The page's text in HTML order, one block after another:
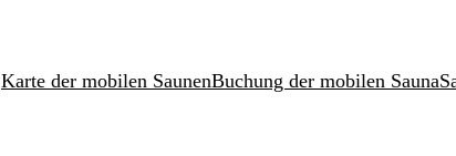
Karte der mobilen SaunenBuchung der mobilen Sauna